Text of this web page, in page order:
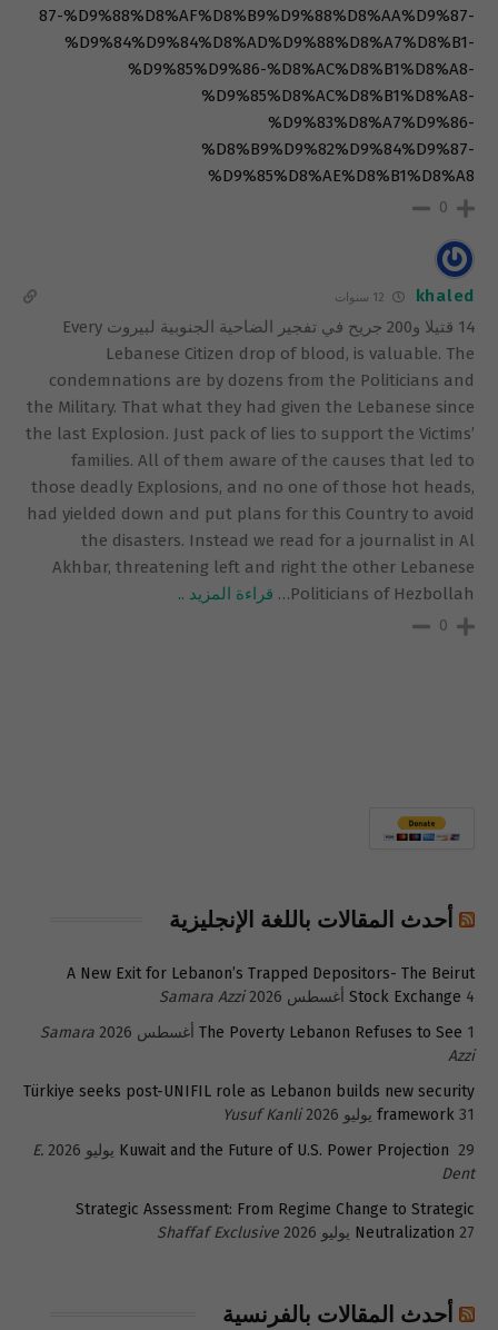
87-%D9%88%D8%AF%D8%B9%D9%88%D8%AA%D9%87-
%D9%84%D9%84%D8%AD%D9%88%D8%A7%D8%B1-
%D9%85%D9%86-%D8%AC%D8%B1%D8%A8-
%D9%85%D8%AC%D8%B1%D8%A8-
%D9%83%D8%A7%D9%86-
%D8%B9%D9%82%D9%84%D9%87-
%D9%85%D8%AE%D8%B1%D8%A8
0
khaled
14 قتيلا و200 جريح في تفجير الضاحية الجنوبية لبيروت Every
Lebanese Citizen drop of blood, is valuable. The
condemnations are by dozens from the Politicians and
the Military. That what they had given the Lebanese since
the last Explosion. Just pack of lies to support the Victims’
families. All of them aware of the causes that led to
those deadly Explosions, and no one of those hot heads,
had yielded down and put plans for this Country to avoid
the disasters. Instead we read for a journalist in Al
Akhbar, threatening left and right the other Lebanese
Politicians of Hezbollah
… قراءة المزيد ..
0
أحدث المقالات باللغة الإنجليزية
A New Exit for Lebanon’s Trapped Depositors- The Beirut
Stock Exchange 4 أغسطس 2026
Samara Azzi
The Poverty Lebanon Refuses to See 1 أغسطس 2026
Samara
Azzi
Türkiye seeks post-UNIFIL role as Lebanon builds new security
framework 31 يوليو 2026
Yusuf Kanli
Kuwait and the Future of U.S. Power Projection 29 يوليو 2026
E.
Dent
Strategic Assessment: From Regime Change to Strategic
Neutralization 27 يوليو 2026 Shaffaf Exclusive
أحدث المقالات بالفرنسية